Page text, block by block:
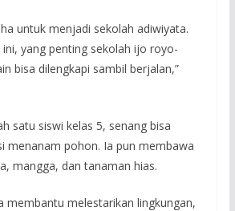
untuk menjadi sekolah adiwiyata.
yang penting sekolah ijo royo-
bisa dilengkapi sambil berjalan,”
satu siswi kelas 5, senang bisa
menanam pohon. Ia pun membawa
mangga, dan tanaman hias.
membantu melestarikan lingkungan,